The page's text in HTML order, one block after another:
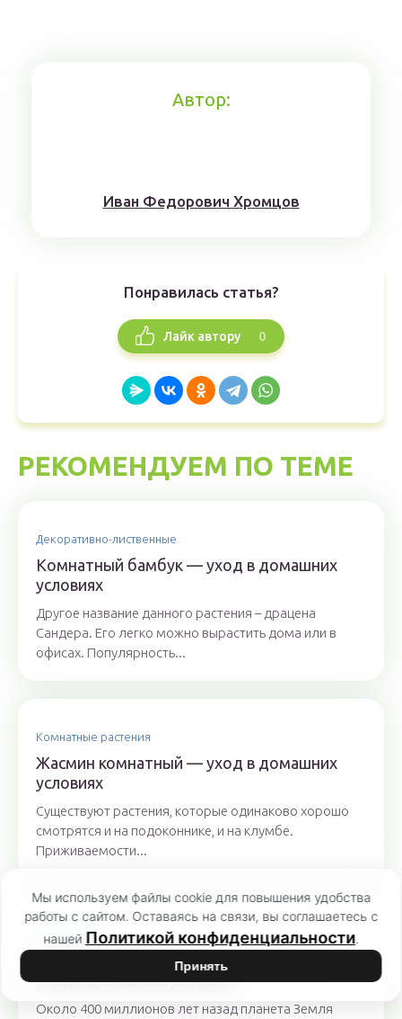
Автор:
Иван Федорович Хромцов
Понравилась статья?
Лайк автору 0
РЕКОМЕНДУЕМ ПО ТЕМЕ
Декоративно-лиственные
Комнатный бамбук — уход в домашних
условиях
Другое название данного растения – драцена
Сандера. Его легко можно вырастить дома или в
офисах. Популярность...
Комнатные растения
Жасмин комнатный — уход в домашних
условиях
Существуют растения, которые одинаково хорошо
смотрятся и на подоконнике, и на клумбе.
Приживаемости...
Папоротники
Как вырастить папоротник комнатный —
уход в домашних условиях
Около 400 миллионов лет назад планета Земля
Мы используем файлы cookie для повышения удобства
работы с сайтом. Оставаясь на связи, вы соглашаетесь с
нашей Политикой конфиденциальности.
Принять